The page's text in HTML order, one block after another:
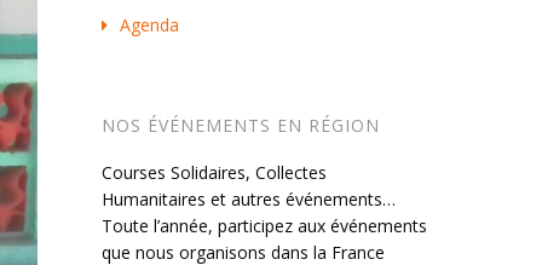
Agenda
NOS ÉVÉNEMENTS EN RÉGION
Courses Solidaires, Collectes
Humanitaires et autres événements…
Toute l’année, participez aux événements
que nous organisons dans la France